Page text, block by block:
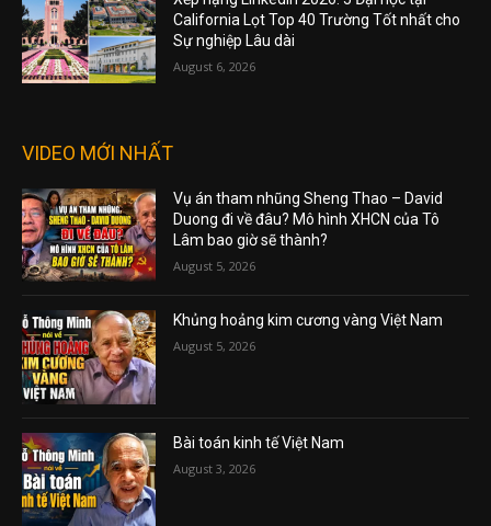
California Lọt Top 40 Trường Tốt nhất cho
Sự nghiệp Lâu dài
August 6, 2026
VIDEO MỚI NHẤT
Vụ án tham nhũng Sheng Thao – David
Duong đi về đâu? Mô hình XHCN của Tô
Lâm bao giờ sẽ thành?
August 5, 2026
Khủng hoảng kim cương vàng Việt Nam
August 5, 2026
Bài toán kinh tế Việt Nam
August 3, 2026